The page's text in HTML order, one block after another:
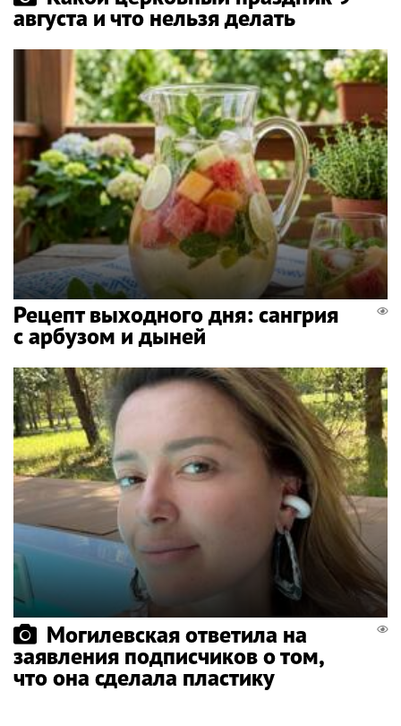
августа и что нельзя делать
Рецепт выходного дня: сангрия
с арбузом и дыней
Могилевская ответила на
заявления подписчиков о том,
что она сделала пластику